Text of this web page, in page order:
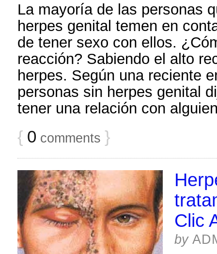
La mayoría de las personas
herpes genital temen en
de tener sexo con ellos.
reacción? Sabiendo el alto
herpes. Según una reciente
personas sin herpes genital
tener una relación con
{ 0 comments }
Clic
by